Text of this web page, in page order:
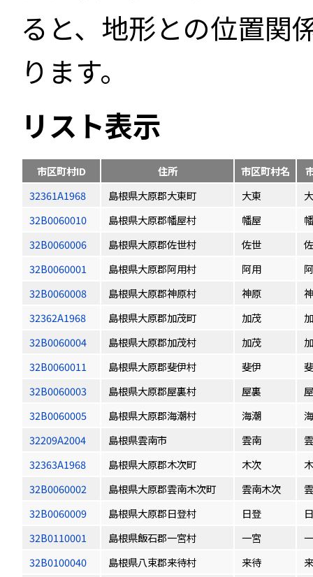
ると、地形との位置関
ります。
リスト表示
市区町村ID 住所 市区町村名
32361A1968
島根県大原郡大東町 大東
32B0060010
島根県大原郡幡屋村 幡屋
32B0060006
島根県大原郡佐世村 佐世
32B0060001
島根県大原郡阿用村 阿用
32B0060008
島根県大原郡神原村 神原
32362A1968
島根県大原郡加茂町 加茂
32B0060004
島根県大原郡加茂村 加茂
32B0060011
島根県大原郡斐伊村 斐伊
32B0060003
島根県大原郡屋裏村 屋裏
32B0060005
島根県大原郡海潮村 海潮
32209A2004
島根県雲南市 雲南
32363A1968
島根県大原郡木次町 木次
32B0060002
島根県大原郡雲南木次町 雲南木次
32B0060009
島根県大原郡日登村 日登
32B0110001
島根県飯石郡一宮村 一宮
32B0100040
島根県八束郡来待村 来待